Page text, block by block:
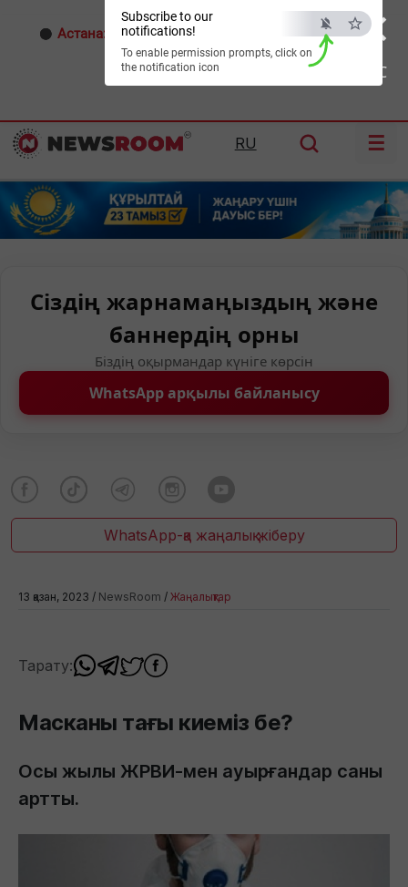
×
ESC
Subscribe to our
notifications!
To enable permission prompts, click on
the notification icon
Астана: 24°C Алматы: Шымкент:27°C
RU ☰
Сіздің жарнамаңыздың және
баннердің орны
Біздің оқырмандар күніге көрсін
WhatsApp арқылы байланысу
WhatsApp-қа жаңалық жіберу
13 қазан, 2023 / NewsRoom / Жаңалықтар
Тарату:
Масканы тағы киеміз бе?
Осы жылы ЖРВИ-мен ауырғандар саны
артты.